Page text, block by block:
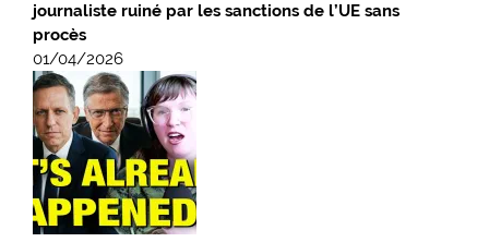
journaliste ruiné par les sanctions de l’UE sans
procès
01/04/2026